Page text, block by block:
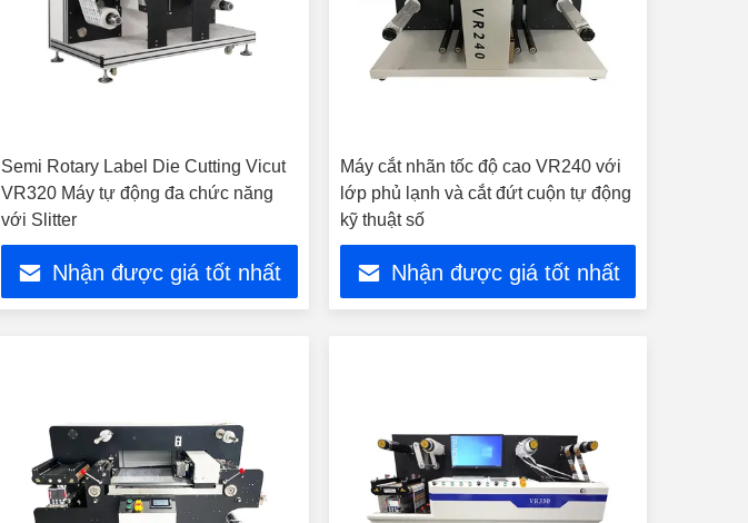
Semi Rotary Label Die Cutting Vicut
VR320 Máy tự động đa chức năng
với Slitter
Nhận được giá tốt nhất
Máy cắt nhãn tốc độ cao VR240 với
lớp phủ lạnh và cắt đứt cuộn tự động
kỹ thuật số
Nhận được giá tốt nhất